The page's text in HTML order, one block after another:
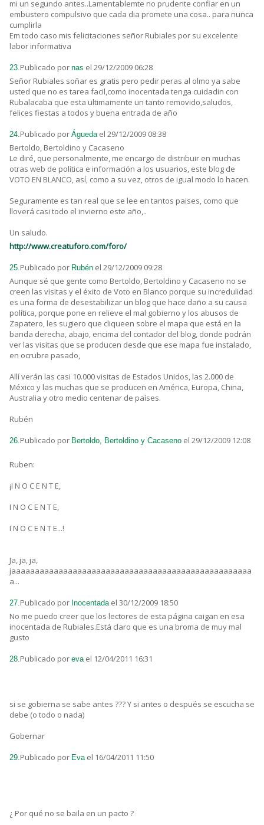
mi un segundo antes..Lamentablemte no prudente confiar en un
embustero compulsivo que cada dia promete una cosa.. para nunca
cumplirla
Em todo caso mis felicitaciones señor Rubiales por su excelente
labor informativa
23.Publicado por nas el 29/12/2009 06:28
Señor Rubiales soñar es gratis pero pedir peras al olmo ya sabe
usted que no es tarea facil,como inocentada tenga cuidadin con
Rubalacaba que esta ultimamente un tanto removido,saludos,
felices fiestas a todos y buena entrada de año
24.Publicado por Águeda el 29/12/2009 08:38
Bertoldo, Bertoldino y Cacaseno
Le diré, que personalmente, me encargo de distribuir en muchas
otras web de política e información a los usuarios, este blog de
VOTO EN BLANCO, así, como a su vez, otros de igual modo lo hacen.
Seguramente es tan real que se lee en tantos paises, como que
lloverá casi todo el invierno este año,..
Un saludo.
http://www.creatuforo.com/foro/
25.Publicado por Rubén el 29/12/2009 09:28
Aunque sé que gente como Bertoldo, Bertoldino y Cacaseno no se
creen las visitas y el éxito de Voto en Blanco porque su incredulidad
es una forma de desestabilizar un blog que hace daño a su causa
política, porque pone en relieve el mal gobierno y los abusos de
Zapatero, les sugiero que cliqueen sobre el mapa que está en la
banda derecha, abajo, encima del contador del blog, donde podrán
ver las visitas que se producen desde que ese mapa fue instalado,
en ocrubre pasado,
Allí verán las casi 10.000 visitas de Estados Unidos, las 2.000 de
México y las muchas que se producen en América, Europa, China,
Australia y otro medio centenar de países.
Rubén
26.Publicado por Bertoldo, Bertoldino y Cacaseno el 29/12/2009 12:08
Ruben:
¡I N O C E N T E,
I N O C E N T E,
I N O C E N T E...!
Ja, ja, ja,
jaaaaaaaaaaaaaaaaaaaaaaaaaaaaaaaaaaaaaaaaaaaaaaaaaaa
a...
27.Publicado por Inocentada el 30/12/2009 18:50
No me puedo creer que los lectores de esta página caigan en esa
inocentada de Rubiales.Está claro que es una broma de muy mal
gusto
28.Publicado por eva el 12/04/2011 16:31
si se gobierna se sabe antes ??? Y si antes o después se escucha se
debe (o todo o nada)
Gobernar
29.Publicado por Eva el 16/04/2011 11:50
¿ Por qué no se baila en un pacto ?